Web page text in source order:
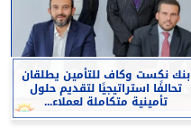
بنك نكست وكاف للتأمين يطلقان
تحالفًا استراتيجيًا لتقديم حلول
تأمينية متكاملة لعملاء...